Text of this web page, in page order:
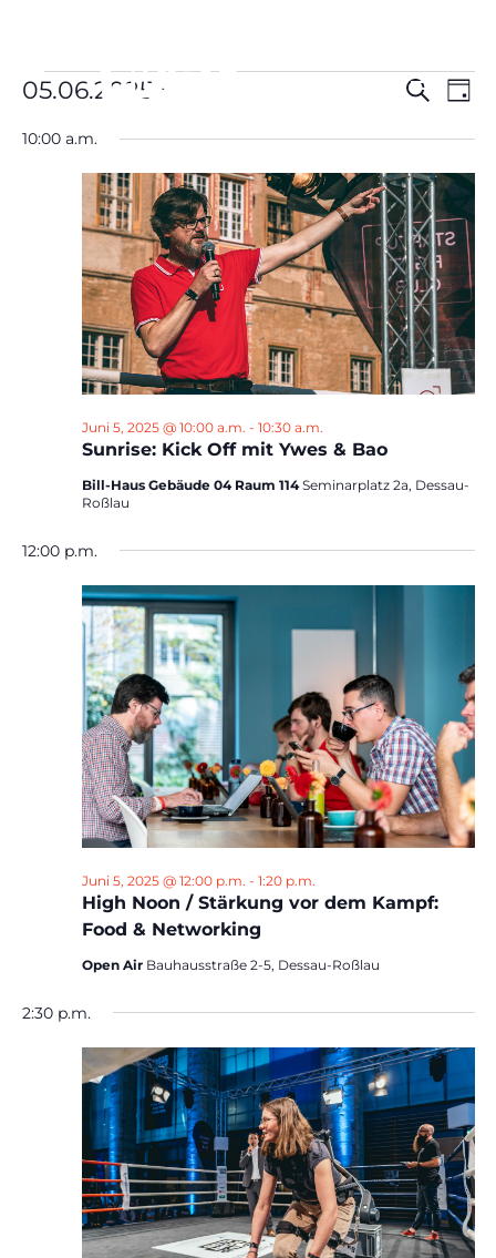
Veranstaltungen
Juni
2025
und
SucheTag
05.06.2025
wählen.
10:00 a.m.
Sunrise: Kick Off mit Ywes & Bao
Juni 5, 2025 @ 10:00 a.m. - 10:30 a.m.
Bill-Haus Gebäude 04 Raum 114Seminarplatz 2a, Dessau-
Roßlau
12:00 p.m.
High Noon / Stärkung vor dem Kampf:
Food & Networking
Juni 5, 2025 @ 12:00 p.m. - 1:20 p.m.
Open Air Bauhausstraße 2-5, Dessau-Roßlau
2:30 p.m.